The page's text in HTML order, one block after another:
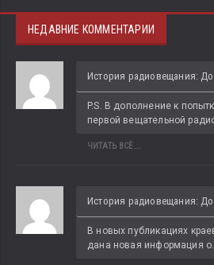
НЕДАВНИЕ КОММЕНТАРИИ
История радиовещания:
P.S. В дополнение к
первой вещательной
ЧИТАТЬ ВСЁ...
История радиовещания:
В новых публикациях
дана новая информация